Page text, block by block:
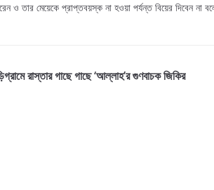
ও তার মেয়েকে প্রাপ্তবয়স্ক না হওয়া পর্যন্ত বিয়ের দিবেন
রাস্তার গাছে গাছে ‘আল্লাহ’র গুণবাচক জিকির